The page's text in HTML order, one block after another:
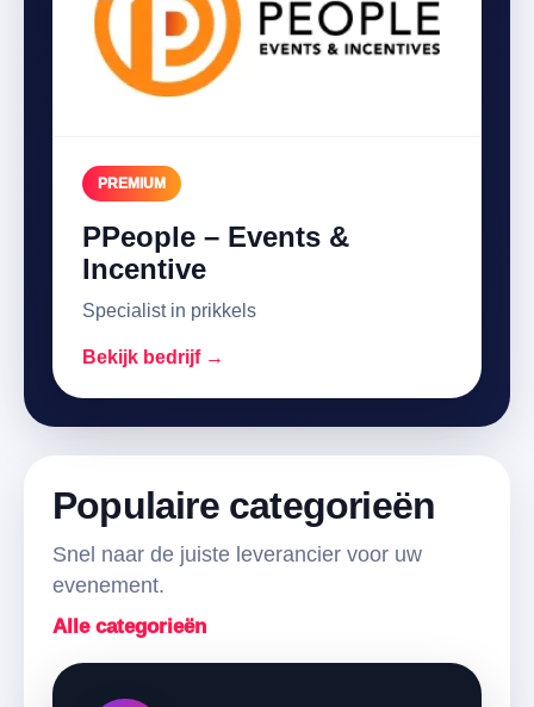
PREMIUM
PPeople – Events &
Incentive
Specialist in prikkels
Bekijk bedrijf →
Populaire categorieën
Snel naar de juiste leverancier voor uw
evenement.
Alle categorieën